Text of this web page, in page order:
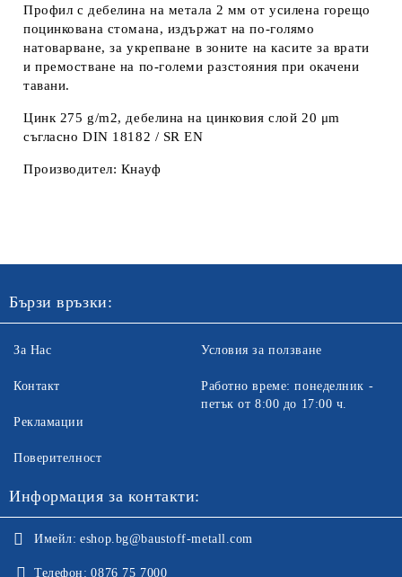
Профил с дебелина на метала 2 мм от усилена горещо
поцинкована стомана, издържат на по-голямо
натоварване, за укрепване в зоните на касите за врати
и премостване на по-големи разстояния при окачени
тавани.
Цинк 275 g/m2, дебелина на цинковия слой 20 μm
съгласно DIN 18182 / SR EN
Производител: Кнауф
Бързи връзки:
За Нас
Контакт
Рекламации
Поверителност
Условия за ползване
Работно време: понеделник -
петък от 8:00 до 17:00 ч.
Информация за контакти:
Имейл: eshop.bg@baustoff-metall.com
Телефон: 0876 75 7000